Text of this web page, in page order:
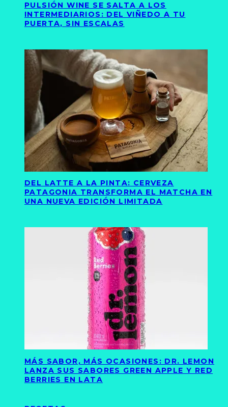
PULSIÓN WINE SE SALTA A LOS
INTERMEDIARIOS: DEL VIÑEDO A TU
PUERTA, SIN ESCALAS
DEL LATTE A LA PINTA: CERVEZA
PATAGONIA TRANSFORMA EL MATCHA EN
UNA NUEVA EDICIÓN LIMITADA
MÁS SABOR, MÁS OCASIONES: DR. LEMON
LANZA SUS SABORES GREEN APPLE Y RED
BERRIES EN LATA